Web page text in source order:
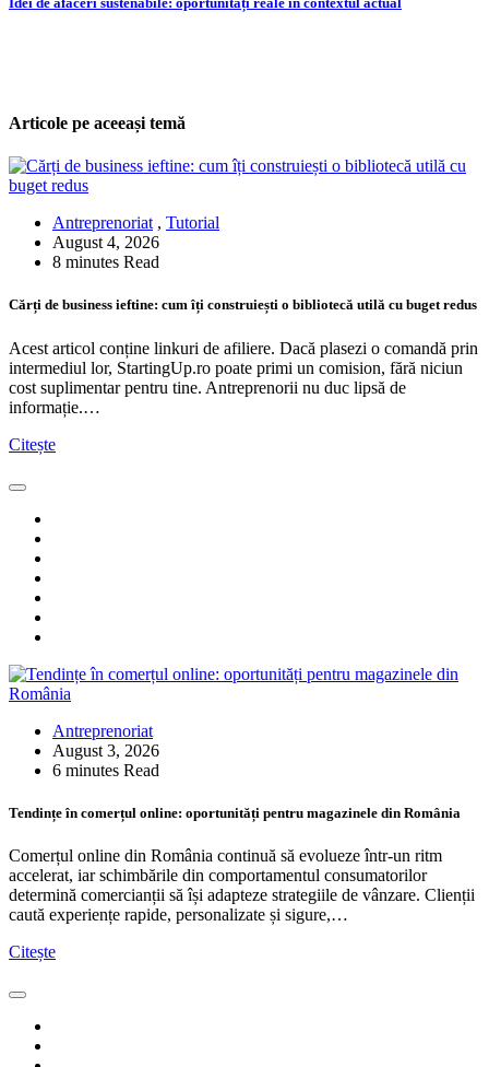
Articole pe aceeași temă
Antreprenoriat , Tutorial
August 4, 2026
8 minutes Read
Cărți de business ieftine: cum îți construiești o bibliotecă utilă cu buget redus
Acest articol conține linkuri de afiliere. Dacă plasezi o comandă prin
intermediul lor, StartingUp.ro poate primi un comision, fără niciun
cost suplimentar pentru tine. Antreprenorii nu duc lipsă de
informație.…
Citește
Antreprenoriat
August 3, 2026
6 minutes Read
Tendințe în comerțul online: oportunități pentru magazinele din România
Comerțul online din România continuă să evolueze într-un ritm
accelerat, iar schimbările din comportamentul consumatorilor
determină comercianții să își adapteze strategiile de vânzare. Clienții
caută experiențe rapide, personalizate și sigure,…
Citește